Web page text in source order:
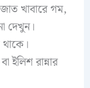
খাবারে গম,
দেখুন।
ইলিশ রান্নার